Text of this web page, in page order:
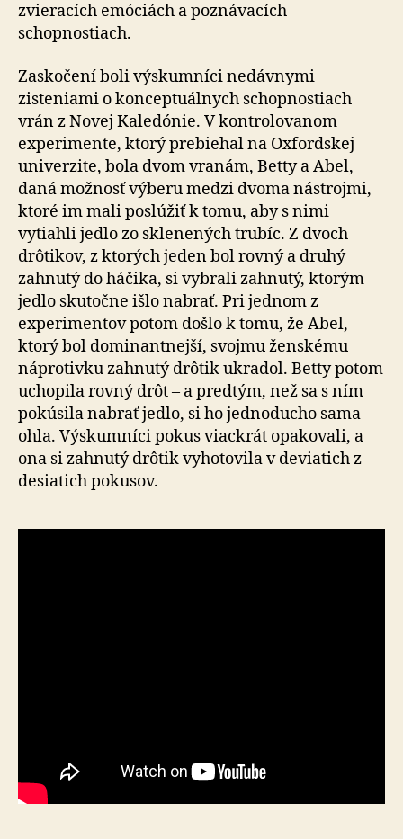
zvieracích emóciách a poznávacích
schopnostiach.
Zaskočení boli výskumníci nedávnymi
zisteniami o konceptuálnych schopnostiach
vrán z Novej Kaledónie. V kontrolovanom
experimente, ktorý prebiehal na Oxfordskej
univerzite, bola dvom vranám, Betty a Abel,
daná možnosť výberu medzi dvoma nástrojmi,
ktoré im mali poslúžiť k tomu, aby s nimi
vytiahli jedlo zo sklenených trubíc. Z dvoch
drôtikov, z ktorých jeden bol rovný a druhý
zahnutý do háčika, si vybrali zahnutý, ktorým
jedlo skutočne išlo nabrať. Pri jednom z
experimentov potom došlo k tomu, že Abel,
ktorý bol dominantnejší, svojmu ženskému
náprotivku zahnutý drôtik ukradol. Betty potom
uchopila rovný drôt – a predtým, než sa s ním
pokúsila nabrať jedlo, si ho jednoducho sama
ohla. Výskumníci pokus viackrát opakovali, a
ona si zahnutý drôtik vyhotovila v deviatich z
desiatich pokusov.